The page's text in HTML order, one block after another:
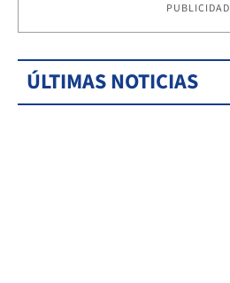
PUBLICIDAD
ÚLTIMAS NOTICIAS